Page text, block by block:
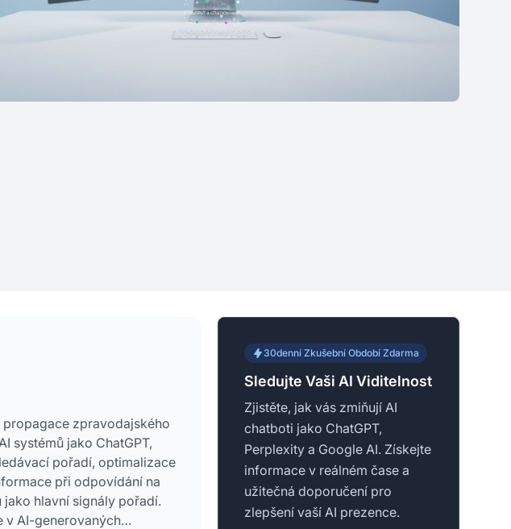
zpravodajského
systémů jako ChatGPT,
pořadí, optimalizace
při odpovídání na
hlavní signály pořadí.
v AI-generovaných
30denní Zkušební Období Zdarma
Sledujte Vaši AI Viditelnost
Zjistěte, jak vás zmiňují AI
chatboti jako ChatGPT,
Perplexity a Google AI. Získejte
informace v reálném čase a
užitečná doporučení pro
zlepšení vaší AI prezence.